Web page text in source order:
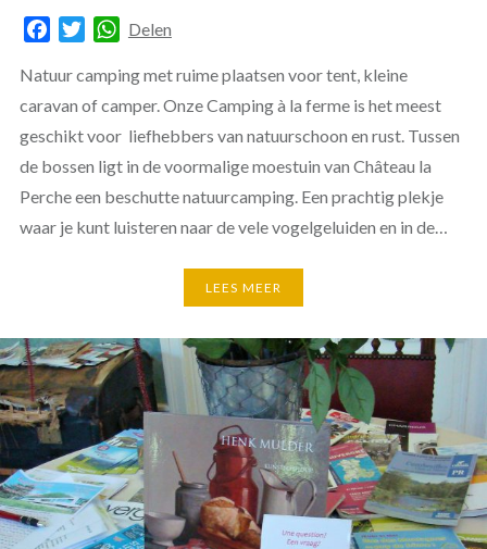
FacebookTwitterWhatsApp
Delen
Natuur camping met ruime plaatsen voor tent, kleine
caravan of camper. Onze Camping à la ferme is het meest
geschikt voor liefhebbers van natuurschoon en rust. Tussen
de bossen ligt in de voormalige moestuin van Château la
Perche een beschutte natuurcamping. Een prachtig plekje
waar je kunt luisteren naar de vele vogelgeluiden en in de…
LEES MEER